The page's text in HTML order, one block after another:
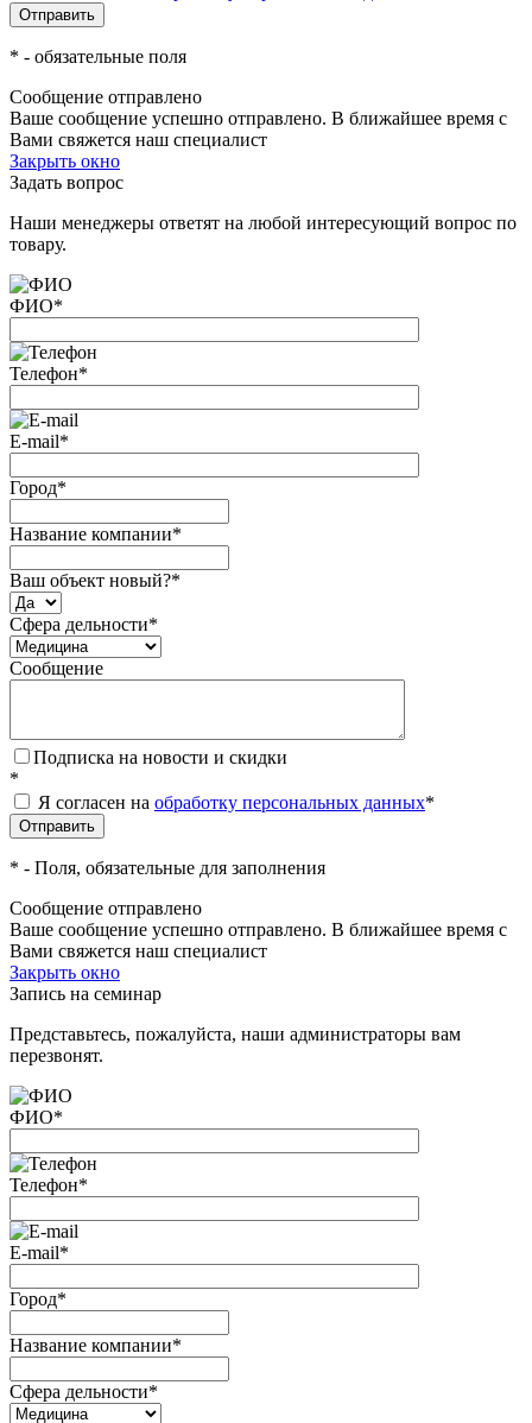
* - обязательные поля
Сообщение отправлено
Ваше сообщение успешно отправлено. В ближайшее время с
Вами свяжется наш специалист
Закрыть окно
Задать вопрос
Наши менеджеры ответят на любой интересующий вопрос по
товару.
ФИО*
Телефон*
E-mail*
Город*
Название компании*
Ваш объект новый?*
Сфера дельности*
Сообщение
Подписка на новости и скидки
*
Я согласен на обработку персональных данных*
* - Поля, обязательные для заполнения
Сообщение отправлено
Ваше сообщение успешно отправлено. В ближайшее время с
Вами свяжется наш специалист
Закрыть окно
Запись на семинар
Представьтесь, пожалуйста, наши администраторы вам
перезвонят.
ФИО*
Телефон*
E-mail*
Город*
Название компании*
Сфера дельности*